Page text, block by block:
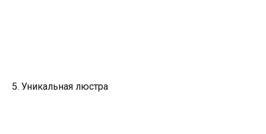
5. Уникальная люстра